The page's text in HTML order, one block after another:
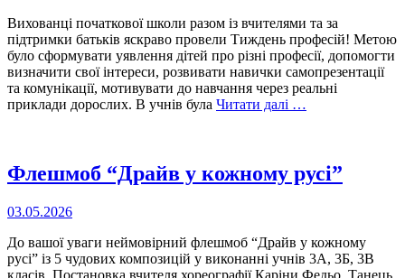
Вихованці початкової школи разом із вчителями та за
підтримки батьків яскраво провели Тиждень професій! Метою
було сформувати уявлення дітей про різні професії, допомогти
визначити свої інтереси, розвивати навички самопрезентації
та комунікації, мотивувати до навчання через реальні
приклади дорослих. В учнів була Читати далі …
Флешмоб “Драйв у кожному русі”
03.05.2026
До вашої уваги неймовірний флешмоб “Драйв у кожному
русі” із 5 чудових композицій у виконанні учнів 3А, 3Б, 3В
класів. Постановка вчителя хореографії Каріни Федьо. Танець